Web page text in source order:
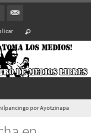
por Ayotzinapa